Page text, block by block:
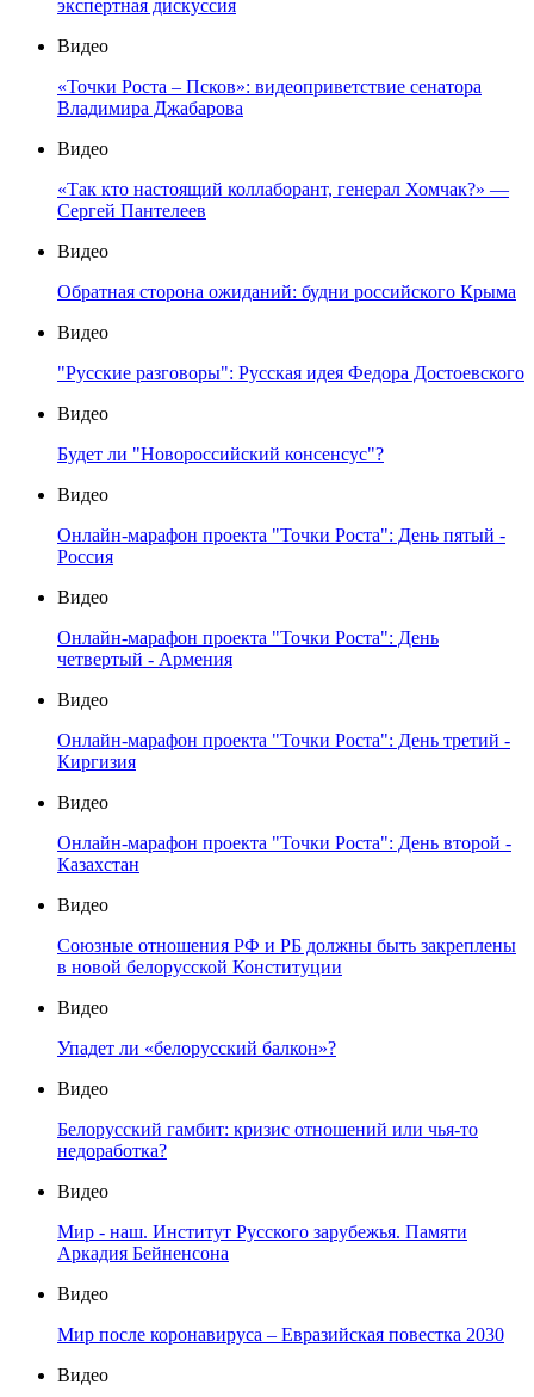
экспертная дискуссия
Видео
«Точки Роста – Псков»: видеоприветствие сенатора
Владимира Джабарова
Видео
«Так кто настоящий коллаборант, генерал Хомчак?» —
Сергей Пантелеев
Видео
Обратная сторона ожиданий: будни российского Крыма
Видео
"Русские разговоры": Русская идея Федора Достоевского
Видео
Будет ли "Новороссийский консенсус"?
Видео
Онлайн-марафон проекта "Точки Роста": День пятый -
Россия
Видео
Онлайн-марафон проекта "Точки Роста": День
четвертый - Армения
Видео
Онлайн-марафон проекта "Точки Роста": День третий -
Киргизия
Видео
Онлайн-марафон проекта "Точки Роста": День второй -
Казахстан
Видео
Союзные отношения РФ и РБ должны быть закреплены
в новой белорусской Конституции
Видео
Упадет ли «белорусский балкон»?
Видео
Белорусский гамбит: кризис отношений или чья-то
недоработка?
Видео
Мир - наш. Институт Русского зарубежья. Памяти
Аркадия Бейненсона
Видео
Мир после коронавируса – Евразийская повестка 2030
Видео